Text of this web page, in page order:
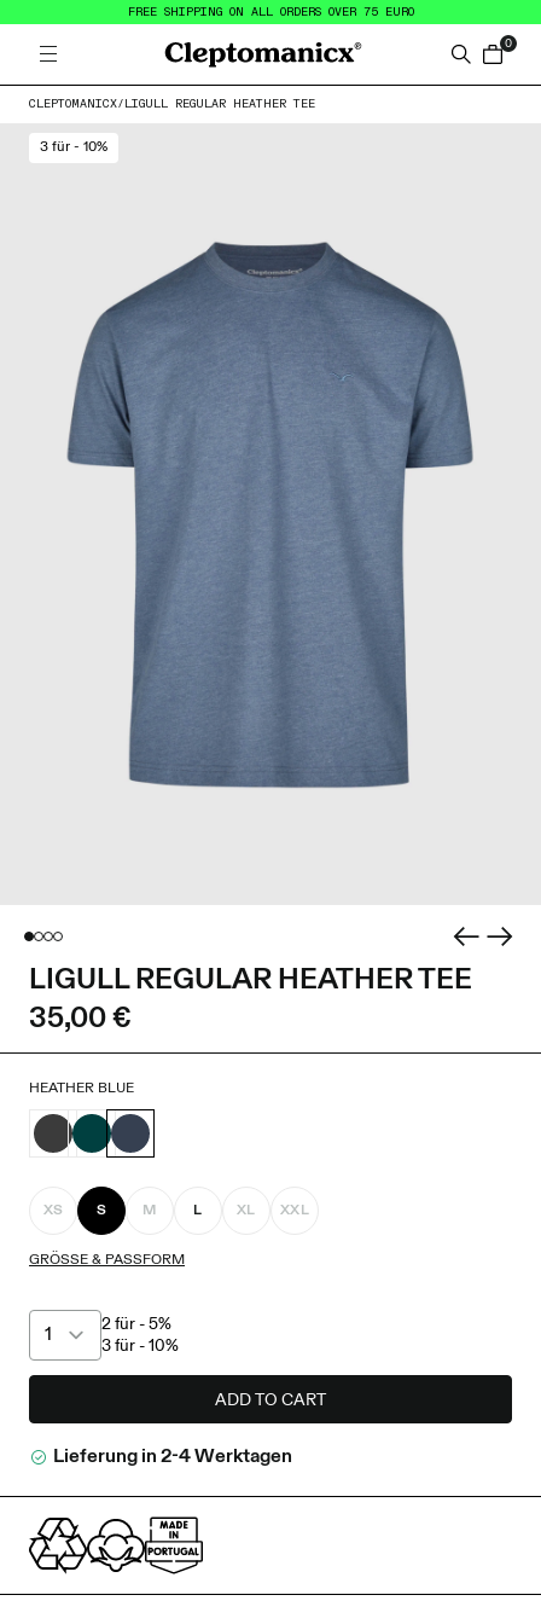
FREE SHIPPING ON ALL ORDERS OVER 75 EURO
Open menu
Cleptomanicx
Search
0
items
CLEPTOMANICX/ LIGULL REGULAR HEATHER TEE
3 für - 10%
LIGULL REGULAR HEATHER TEE
35,00 €
HEATHER BLUE
XS S M L XL XXL
GRÖSSE & PASSFORM
2 für - 5%
3 für - 10%
ADD TO CART
Lieferung in 2-4 Werktagen